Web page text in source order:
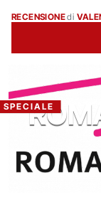
RECENSIONEdi
SPECIALE